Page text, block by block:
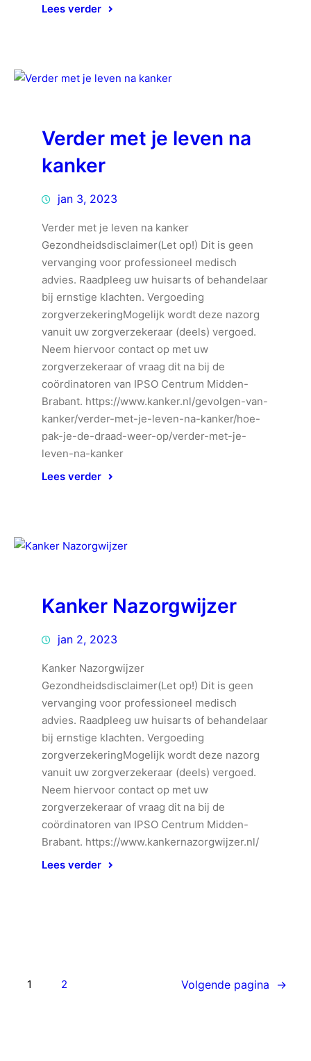
Lees verder
Verder met je leven na
kanker
jan 3, 2023
Verder met je leven na kanker
Gezondheidsdisclaimer(Let op!) Dit is geen
vervanging voor professioneel medisch
advies. Raadpleeg uw huisarts of behandelaar
bij ernstige klachten. Vergoeding
zorgverzekeringMogelijk wordt deze nazorg
vanuit uw zorgverzekeraar (deels) vergoed.
Neem hiervoor contact op met uw
zorgverzekeraar of vraag dit na bij de
coördinatoren van IPSO Centrum Midden-
Brabant. https://www.kanker.nl/gevolgen-van-
kanker/verder-met-je-leven-na-kanker/hoe-
pak-je-de-draad-weer-op/verder-met-je-
leven-na-kanker
Lees verder
Kanker Nazorgwijzer
jan 2, 2023
Kanker Nazorgwijzer
Gezondheidsdisclaimer(Let op!) Dit is geen
vervanging voor professioneel medisch
advies. Raadpleeg uw huisarts of behandelaar
bij ernstige klachten. Vergoeding
zorgverzekeringMogelijk wordt deze nazorg
vanuit uw zorgverzekeraar (deels) vergoed.
Neem hiervoor contact op met uw
zorgverzekeraar of vraag dit na bij de
coördinatoren van IPSO Centrum Midden-
Brabant. https://www.kankernazorgwijzer.nl/
Lees verder
1 2 Volgende pagina →